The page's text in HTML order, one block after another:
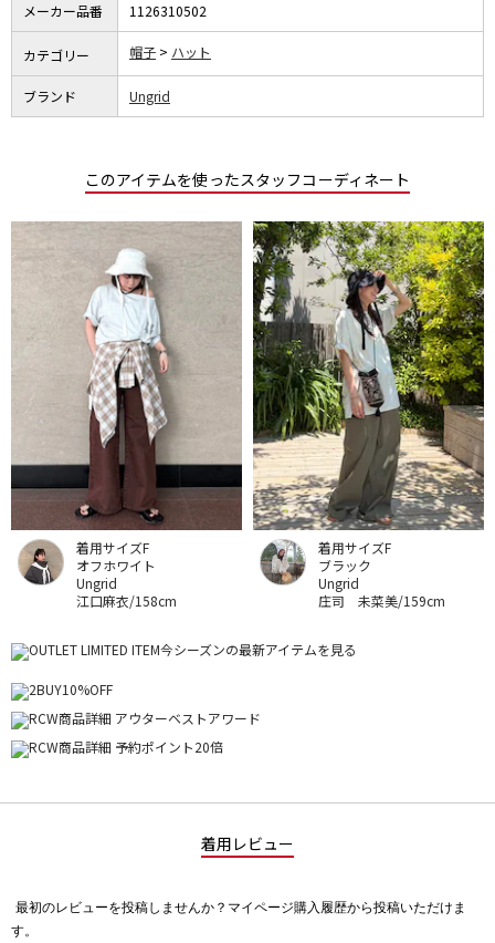
メーカー品番 1126310502
カテゴリー 帽子 ハット
ブランド Ungrid
このアイテムを使ったスタッフコーディネート
着用サイズF
オフホワイト
Ungrid
江口麻衣/158cm
着用サイズF
ブラック
Ungrid
庄司 未菜美/159cm
着用レビュー
価
最初のレビューを投稿しませんか？マイページ購入履歴から投稿いただけま
す。